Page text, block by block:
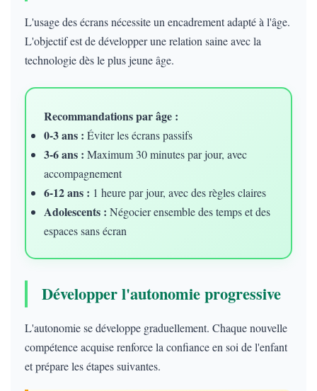
L'usage des écrans nécessite un encadrement adapté à l'âge.
L'objectif est de développer une relation saine avec la
technologie dès le plus jeune âge.
Recommandations par âge :
0-3 ans : Éviter les écrans passifs
3-6 ans : Maximum 30 minutes par jour, avec
accompagnement
6-12 ans : 1 heure par jour, avec des règles claires
Adolescents : Négocier ensemble des temps et des
espaces sans écran
Développer l'autonomie progressive
L'autonomie se développe graduellement. Chaque nouvelle
compétence acquise renforce la confiance en soi de l'enfant
et prépare les étapes suivantes.